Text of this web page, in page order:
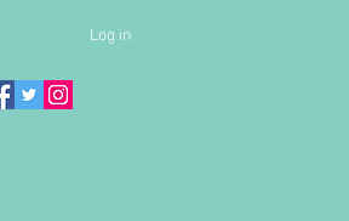
Log in